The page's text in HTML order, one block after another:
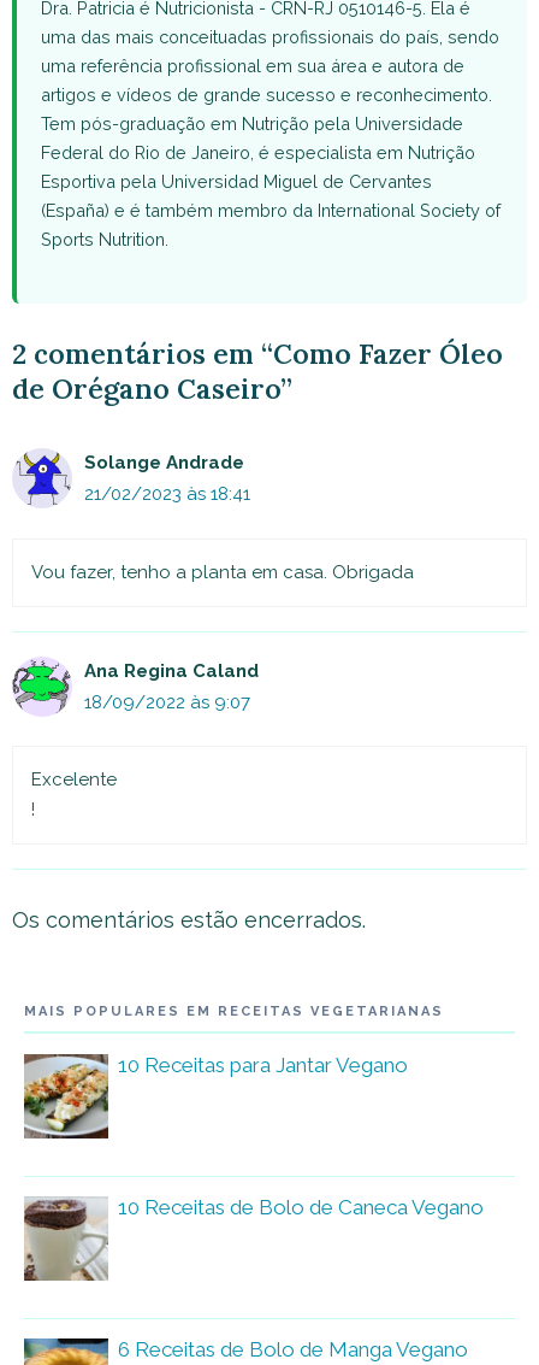
Dra. Patricia é Nutricionista - CRN-RJ 0510146-5. Ela é
uma das mais conceituadas profissionais do país, sendo
uma referência profissional em sua área e autora de
artigos e vídeos de grande sucesso e reconhecimento.
Tem pós-graduação em Nutrição pela Universidade
Federal do Rio de Janeiro, é especialista em Nutrição
Esportiva pela Universidad Miguel de Cervantes
(España) e é também membro da International Society of
Sports Nutrition.
2 comentários em “Como Fazer Óleo
de Orégano Caseiro”
Solange Andrade
21/02/2023 às 18:41
Vou fazer, tenho a planta em casa. Obrigada
Ana Regina Caland
18/09/2022 às 9:07
Excelente
!
Os comentários estão encerrados.
MAIS POPULARES EM RECEITAS VEGETARIANAS
10 Receitas para Jantar Vegano
10 Receitas de Bolo de Caneca Vegano
6 Receitas de Bolo de Manga Vegano